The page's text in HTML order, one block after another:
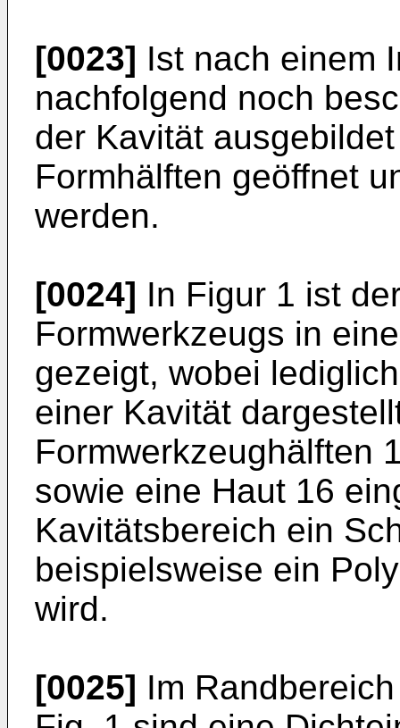
[0023] Ist nach einem
nachfolgend noch
der Kavität
Formhälften geöffnet
werden.
[0024] In Figur 1 ist
Formwerkzeugs in
gezeigt, wobei
einer Kavität
Formwerkzeughälften
sowie eine Haut 16
Kavitätsbereich ein
beispielsweise ein
wird.
[0025] Im